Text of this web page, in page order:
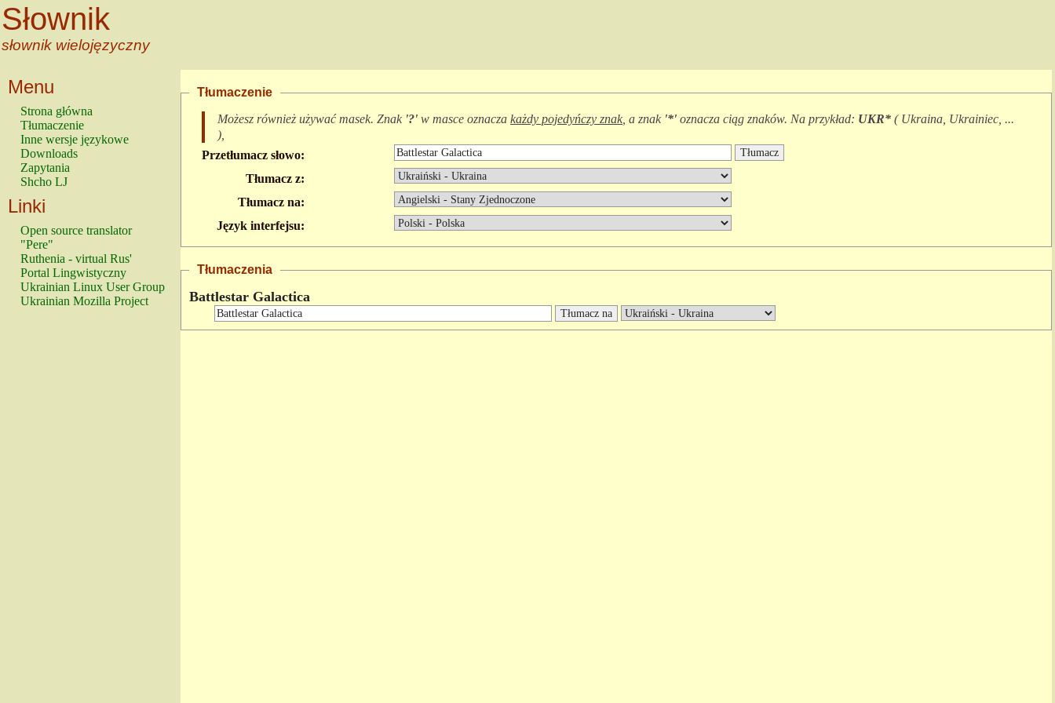
Słownik
słownik wielojęzyczny
Menu
Strona główna
Tłumaczenie
Inne wersje językowe
Downloads
Zapytania
Shcho LJ
Linki
Open source translator
"Pere"
Ruthenia - virtual Rus'
Portal Lingwistyczny
Ukrainian Linux User Group
Ukrainian Mozilla Project
Tłumaczenie
Możesz również używać masek. Znak '?' w masce oznacza każdy pojedyńczy znak , a znak '*' oznacza ciąg znaków. Na przykład: UKR* (Ukraina, Ukrainiec, ...
),
Przetłumacz słowo:
Tłumacz z:
Tłumacz na:
Język interfejsu:
Tłumaczenia
Battlestar Galactica